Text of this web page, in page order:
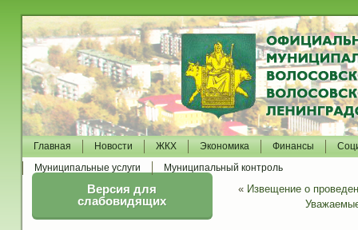
Главная Новости ЖКХ Экономика Финансы
Муниципальные услуги
Муниципальный контроль
Версия для
слабовидящих
« Извещение о